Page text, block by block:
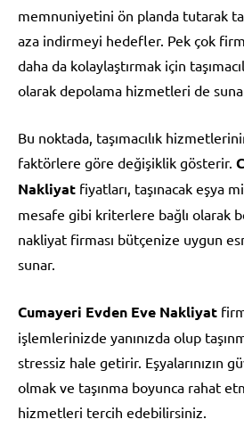
memnuniyetini ön planda tutarak
aza indirmeyi hedefler. Pek çok
daha da kolaylaştırmak için
olarak depolama hizmetleri de
Bu noktada, taşımacılık
faktörlere göre değişiklik gösterir.
Nakliyat fiyatları, taşınacak eşya
mesafe gibi kriterlere bağlı olarak
nakliyat firması bütçenize uygun
sunar.
Cumayeri Evden Eve Nakliyat
işlemlerinizde yanınızda olup
stressiz hale getirir. Eşyalarınızın
olmak ve taşınma boyunca rahat
hizmetleri tercih edebilirsiniz.